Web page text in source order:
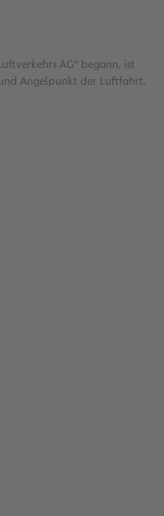
AG“ begann, ist
Angelpunkt der Luftfahrt.